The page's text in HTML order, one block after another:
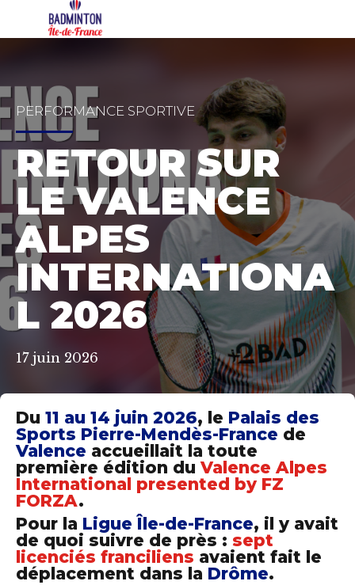
PERFORMANCE SPORTIVE
RETOUR SUR
LE VALENCE
ALPES
INTERNATIONA
L 2026
17 juin 2026
Du 11 au 14 juin 2026, le Palais des
Sports Pierre-Mendès-France de
Valence accueillait la toute
première édition duValence Alpes
International presented by FZ
FORZA.
Pour la Ligue Île-de-France, il y avait
de quoi suivre de près : sept
licenciés franciliens avaient fait le
déplacement dans la Drôme.